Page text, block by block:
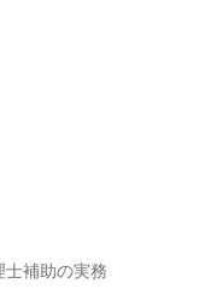
補助の実務